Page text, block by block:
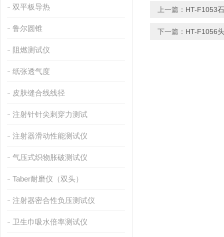
双平板导热
鲁尔圆锥
阻燃测试仪
纸张透气度
皮肤缝合线线径
注射针针尖刺穿力测试
注射器滑动性能测试仪
气压式织物胀破测试仪
Taber耐磨仪（双头）
注射器密合性负压测试仪
卫生巾吸水倍率测试仪
上一篇： HT-F1053
下一篇： HT-F1056